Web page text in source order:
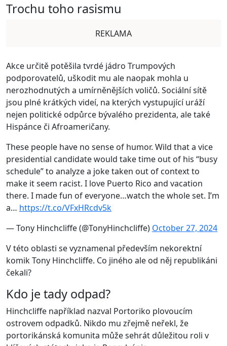
Trochu toho rasismu
REKLAMA
Akce určitě potěšila tvrdé jádro Trumpových
podporovatelů, uškodit mu ale naopak mohla u
nerozhodnutých a umírněnějších voličů. Sociální sítě
jsou plné krátkých videí, na kterých vystupující uráží
nejen politické odpůrce bývalého prezidenta, ale také
Hispánce či Afroameričany.
These people have no sense of humor. Wild that a vice
presidential candidate would take time out of his “busy
schedule” to analyze a joke taken out of context to
make it seem racist. I love Puerto Rico and vacation
there. I made fun of everyone…watch the whole set. I’m
a… https://t.co/VFxHRcdv5k
— Tony Hinchcliffe (@TonyHinchcliffe) October 27, 2024
V této oblasti se vyznamenal především nekorektní
komik Tony Hinchcliffe. Co jiného ale od něj republikáni
čekali?
Kdo je tady odpad?
Hinchcliffe například nazval Portoriko plovoucím
ostrovem odpadků. Nikdo mu zřejmě neřekl, že
portorikánská komunita může sehrát důležitou roli v